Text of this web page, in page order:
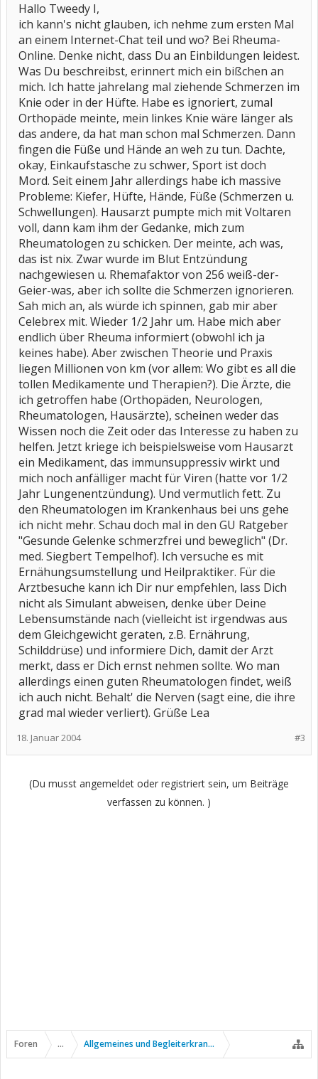
Hallo Tweedy I,
ich kann's nicht glauben, ich nehme zum ersten Mal
an einem Internet-Chat teil und wo? Bei Rheuma-
Online. Denke nicht, dass Du an Einbildungen leidest.
Was Du beschreibst, erinnert mich ein bißchen an
mich. Ich hatte jahrelang mal ziehende Schmerzen im
Knie oder in der Hüfte. Habe es ignoriert, zumal
Orthopäde meinte, mein linkes Knie wäre länger als
das andere, da hat man schon mal Schmerzen. Dann
fingen die Füße und Hände an weh zu tun. Dachte,
okay, Einkaufstasche zu schwer, Sport ist doch
Mord. Seit einem Jahr allerdings habe ich massive
Probleme: Kiefer, Hüfte, Hände, Füße (Schmerzen u.
Schwellungen). Hausarzt pumpte mich mit Voltaren
voll, dann kam ihm der Gedanke, mich zum
Rheumatologen zu schicken. Der meinte, ach was,
das ist nix. Zwar wurde im Blut Entzündung
nachgewiesen u. Rhemafaktor von 256 weiß-der-
Geier-was, aber ich sollte die Schmerzen ignorieren.
Sah mich an, als würde ich spinnen, gab mir aber
Celebrex mit. Wieder 1/2 Jahr um. Habe mich aber
endlich über Rheuma informiert (obwohl ich ja
keines habe). Aber zwischen Theorie und Praxis
liegen Millionen von km (vor allem: Wo gibt es all die
tollen Medikamente und Therapien?). Die Ärzte, die
ich getroffen habe (Orthopäden, Neurologen,
Rheumatologen, Hausärzte), scheinen weder das
Wissen noch die Zeit oder das Interesse zu haben zu
helfen. Jetzt kriege ich beispielsweise vom Hausarzt
ein Medikament, das immunsuppressiv wirkt und
mich noch anfälliger macht für Viren (hatte vor 1/2
Jahr Lungenentzündung). Und vermutlich fett. Zu
den Rheumatologen im Krankenhaus bei uns gehe
ich nicht mehr. Schau doch mal in den GU Ratgeber
"Gesunde Gelenke schmerzfrei und beweglich" (Dr.
med. Siegbert Tempelhof). Ich versuche es mit
Ernähungsumstellung und Heilpraktiker. Für die
Arztbesuche kann ich Dir nur empfehlen, lass Dich
nicht als Simulant abweisen, denke über Deine
Lebensumstände nach (vielleicht ist irgendwas aus
dem Gleichgewicht geraten, z.B. Ernährung,
Schilddrüse) und informiere Dich, damit der Arzt
merkt, dass er Dich ernst nehmen sollte. Wo man
allerdings einen guten Rheumatologen findet, weiß
ich auch nicht. Behalt' die Nerven (sagt eine, die ihre
grad mal wieder verliert). Grüße Lea
#3
18. Januar 2004
(Du musst angemeldet oder registriert sein, um Beiträge
verfassen zu können. )
Foren ... Allgemeines und Begleiterkrankungen